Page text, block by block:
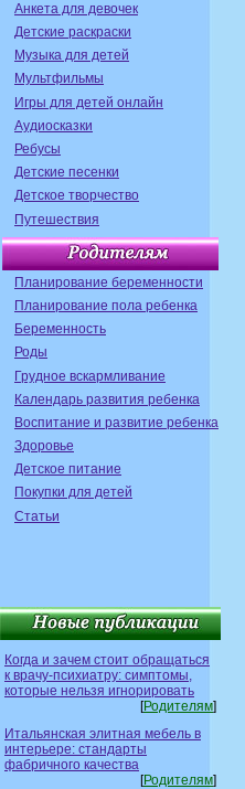
Анкета для девочек
Детские раскраски
Музыка для детей
Мультфильмы
Игры для детей онлайн
Аудиосказки
Ребусы
Детские песенки
Детское творчество
Путешествия
Планирование беременности
Планирование пола ребенка
Беременность
Роды
Грудное вскармливание
Календарь развития ребенка
Воспитание и развитие ребенка
Здоровье
Детское питание
Покупки для детей
Статьи
Когда и зачем стоит обращаться
к врачу-психиатру: симптомы,
которые нельзя игнорировать
[Родителям]
Итальянская элитная мебель в
интерьере: стандарты
фабричного качества
[Родителям]